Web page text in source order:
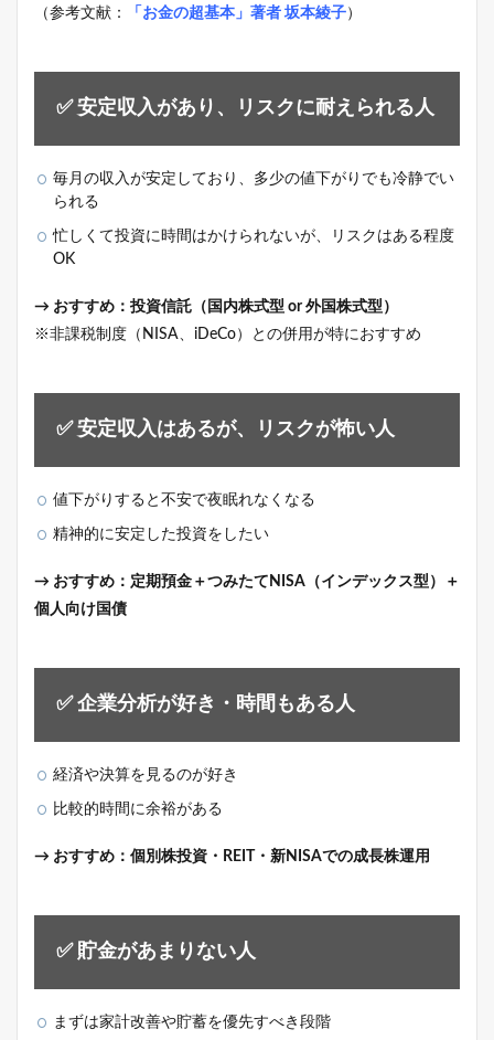
（参考文献： 「お金の超基本」著者 坂本綾子）
✅ 安定収入があり、リスクに耐えられる人
毎月の収入が安定しており、多少の値下がりでも冷静でい
られる
忙しくて投資に時間はかけられないが、リスクはある程度
OK
→ おすすめ：投資信託（国内株式型 or 外国株式型）
※非課税制度（NISA、iDeCo）との併用が特におすすめ
✅ 安定収入はあるが、リスクが怖い人
値下がりすると不安で夜眠れなくなる
精神的に安定した投資をしたい
→ おすすめ：定期預金＋つみたてNISA（インデックス型）＋
個人向け国債
✅ 企業分析が好き・時間もある人
経済や決算を見るのが好き
比較的時間に余裕がある
→ おすすめ：個別株投資・REIT・新NISAでの成長株運用
✅ 貯金があまりない人
まずは家計改善や貯蓄を優先すべき段階